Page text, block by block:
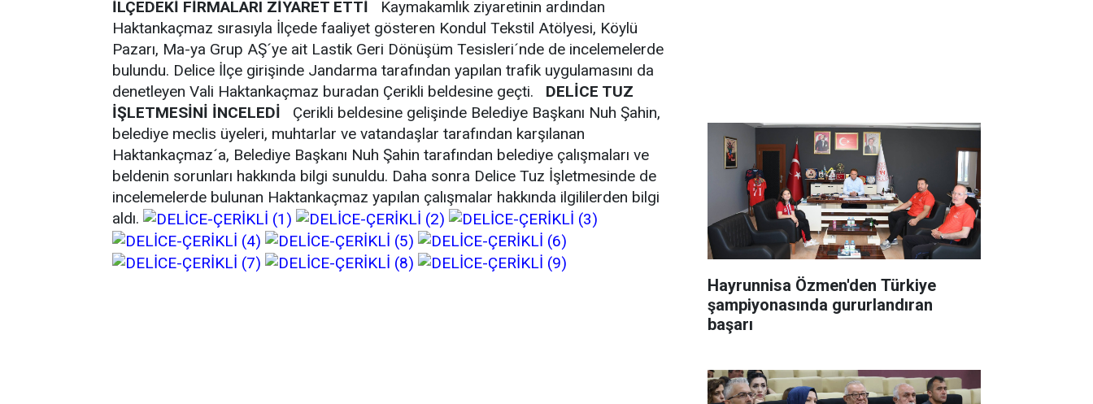
İLÇEDEKİ FİRMALARI ZİYARET ETTİ Kaymakamlık ziyaretinin ardından
Haktankaçmaz sırasıyla İlçede faaliyet gösteren Kondul Tekstil Atölyesi, Köylü
Pazarı, Ma-ya Grup AŞ´ye ait Lastik Geri Dönüşüm Tesisleri´nde de incelemelerde
bulundu. Delice İlçe girişinde Jandarma tarafından yapılan trafik uygulamasını da
denetleyen Vali Haktankaçmaz buradan Çerikli beldesine geçti. DELİCE TUZ
İŞLETMESİNİ İNCELEDİ Çerikli beldesine gelişinde Belediye Başkanı Nuh Şahin,
belediye meclis üyeleri, muhtarlar ve vatandaşlar tarafından karşılanan
Haktankaçmaz´a, Belediye Başkanı Nuh Şahin tarafından belediye çalışmaları ve
beldenin sorunları hakkında bilgi sunuldu. Daha sonra Delice Tuz İşletmesinde de
incelemelerde bulunan Haktankaçmaz yapılan çalışmalar hakkında ilgililerden bilgi
aldı.
Hayrunnisa Özmen'den Türkiye
şampiyonasında gururlandıran
başarı